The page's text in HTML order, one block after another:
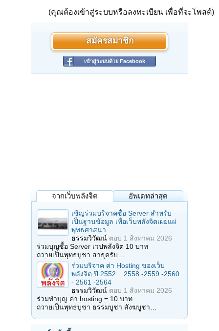
(คุณต้องเข้าสู่ระบบหรือลงทะเบียน เพื่อที่จะโพสต์)
สมัครสมาชิก
เข้าสู่ระบบด้วย Facebook
จากเว็บพลังจิต อัพเดทล่าสุด
เชิญร่วมบริจาคซื้อ Server สำหรับ
เป็นฐานข้อมูล เพื่อเว็บพลังจิตเผยแผ่
พุทธศาสนา
ธรรมวิวัฒน์ ตอบ 1 สิงหาคม 2026
ร่วมบุญซื้อ Server เวปพลังจิต 10 บาท
ถวายเป็นพุทธบูชา สาธุครับ…
ร่วมบริจาค ค่า Hosting ของเว็บ
พลังจิต ปี 2552 ...2558 -2559 -2560
- 2561 -2564
ธรรมวิวัฒน์ ตอบ 1 สิงหาคม 2026
ร่วมทำบุญ ค่า hosting = 10 บาท
ถวายเป็นพุทธบูชา ธรรมบูชา สังฆบูชา…